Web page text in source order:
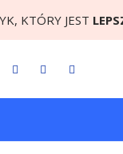
KTÓRY JEST